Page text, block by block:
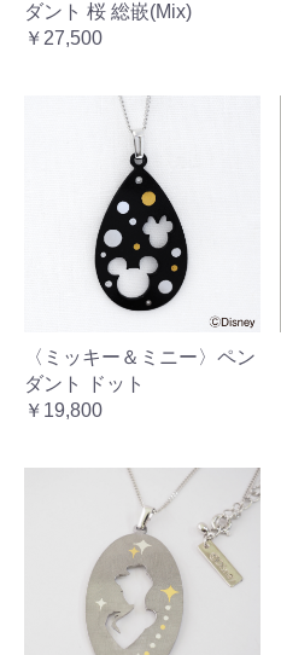
ダント 桜 総嵌(Mix)
￥27,500
〈ミッキー＆ミニー〉ペン
ダント ドット
￥19,800